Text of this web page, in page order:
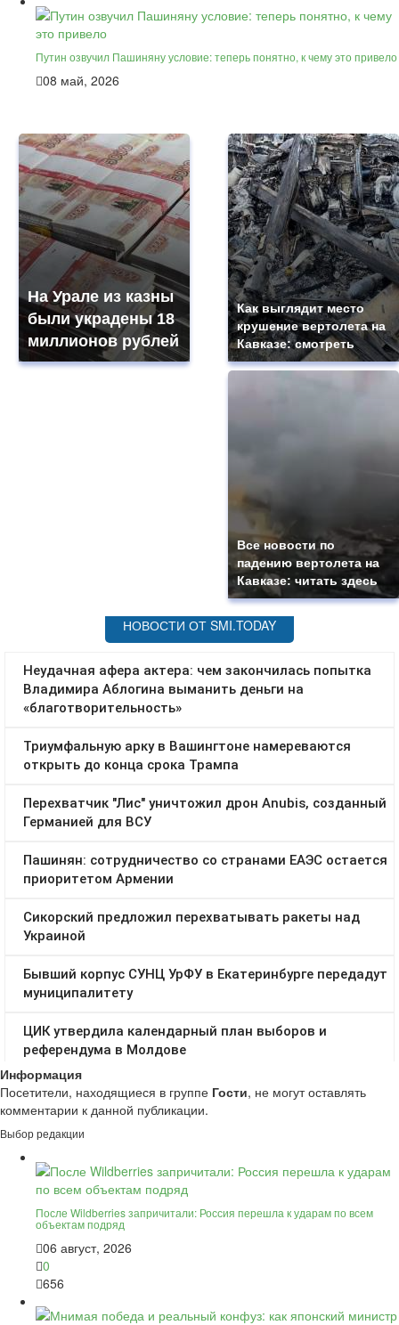
Путин озвучил Пашиняну условие: теперь понятно, к чему это привело
08 май, 2026
На Урале из казны
были украдены 18
миллионов рублей
Как выглядит место
крушение вертолета на
Кавказе: смотреть
Все новости по
падению вертолета на
Кавказе: читать здесь
Информация
Посетители, находящиеся в группе Гости, не могут оставлять
комментарии к данной публикации.
Выбор редакции
После Wildberries запричитали: Россия перешла к ударам по всем
объектам подряд
06 август, 2026
0
656